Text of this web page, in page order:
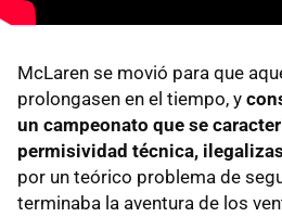
McLaren se movió para que
prolongasen en el tiempo, y
un campeonato que se
permisividad técnica,
por un teórico problema de
terminaba la aventura de los